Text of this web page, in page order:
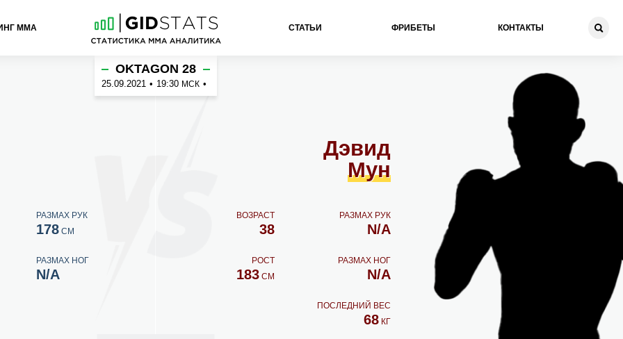
ММА СТАТЬИ ФРИБЕТЫ КОНТАКТЫ
РАЗМАХ РУК
178СМ
РАЗМАХ НОГ
N/A
OKTAGON 28
25.09.2021 • 19:30 МСК •
Дэвид
Мун
ВОЗРАСТ
38
РАЗМАХ РУК
N/A
РОСТ
183 СМ
РАЗМАХ НОГ
N/A
ПОСЛЕДНИЙ ВЕС
68КГ